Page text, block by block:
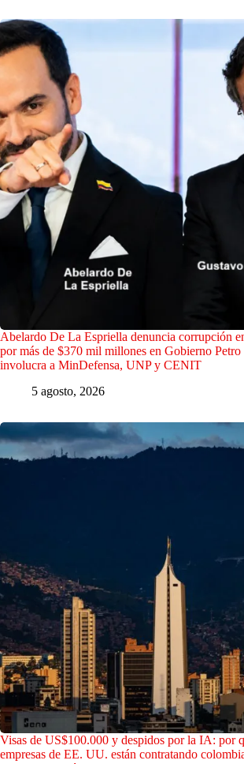
Abelardo De La Espriella denuncia corrupción
por más de $370 mil millones en Gobierno Petro
involucra a MinDefensa, UNP y CENIT
5 agosto, 2026
Visas de US$100.000 y despidos por la IA: por
empresas de EE. UU. están contratando